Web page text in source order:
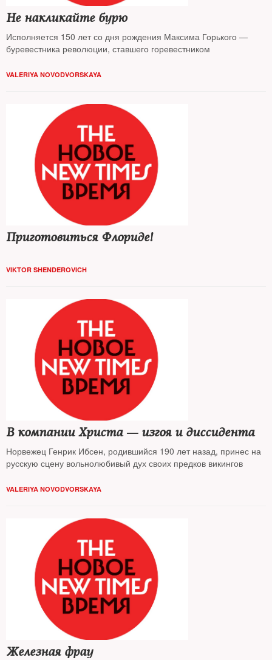
Не накликайте бурю
Исполняется 150 лет со дня рождения Максима Горького —
буревестника революции, ставшего горевестником
VALERIYA NOVODVORSKAYA
Приготовиться Флориде!
VIKTOR SHENDEROVICH
В компании Христа — изгоя и диссидента
Норвежец Генрик Ибсен, родившийся 190 лет назад, принес на
русскую сцену вольнолюбивый дух своих предков викингов
VALERIYA NOVODVORSKAYA
Железная фрау